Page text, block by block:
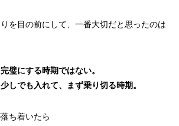
を目の前にして、一番大切だと思ったのは
璧にする時期ではない。
しでも入れて、まず乗り切る時期。
ち着いたら